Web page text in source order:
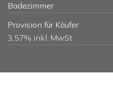
Badezimmer
Provision für Käufer
3,57% inkl. MwSt